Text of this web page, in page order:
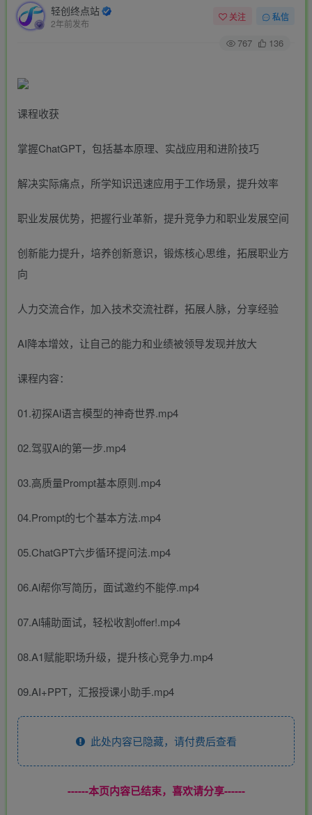
轻创终点站
2年前发布
关注 私信
767 136
课程收获
掌握ChatGPT，包括基本原理、实战应用和进阶技巧
解决实际痛点，所学知识迅速应用于工作场景，提升效率
职业发展优势，把握行业革新，提升竞争力和职业发展空间
创新能力提升，培养创新意识，锻炼核心思维，拓展职业方
向
人力交流合作，加入技术交流社群，拓展人脉，分享经验
AI降本增效，让自己的能力和业绩被领导发现并放大
课程内容：
01.初探Al语言模型的神奇世界.mp4
02.驾驭Al的第一步.mp4
03.高质量Prompt基本原则.mp4
04.Prompt的七个基本方法.mp4
05.ChatGPT六步循环提问法.mp4
06.Al帮你写简历，面试邀约不能停.mp4
07.Al辅助面试，轻松收割offer!.mp4
08.A1赋能职场升级，提升核心竞争力.mp4
09.AI+PPT，汇报授课小助手.mp4
此处内容已隐藏，请付费后查看
------本页内容已结束，喜欢请分享------